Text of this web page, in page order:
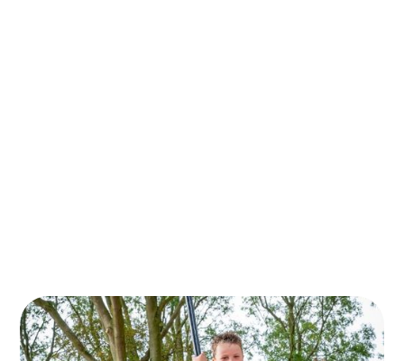
5 min Leestijd
Veilige ondergronden voor speelplekken